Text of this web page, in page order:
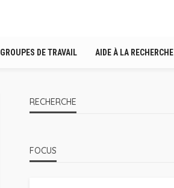
GROUPES DE TRAVAIL AIDE À LA RECHERCHE
RECHERCHE
FOCUS